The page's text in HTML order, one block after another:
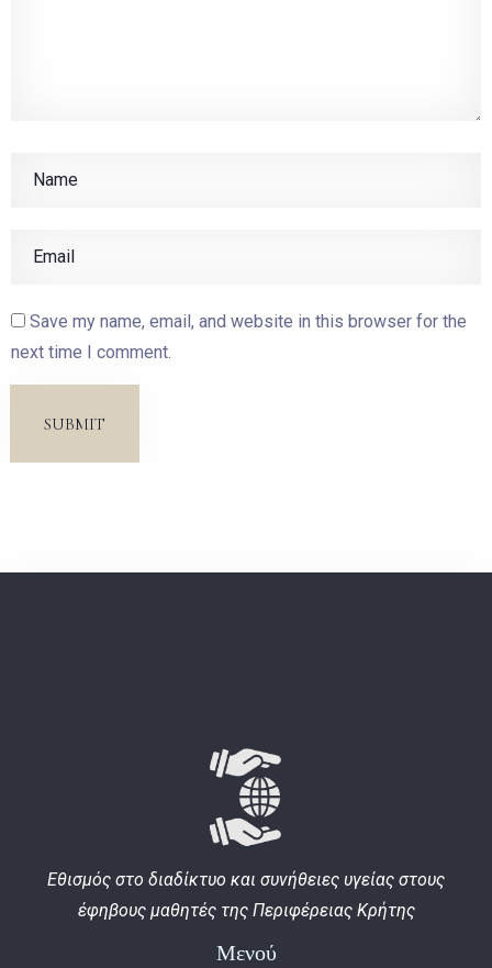
Save my name, email, and website in this browser for the
next time I comment.
SUBMIT
Εθισμός στο διαδίκτυο και συνήθειες υγείας στους
έφηβους μαθητές της Περιφέρειας Κρήτης
Μενού